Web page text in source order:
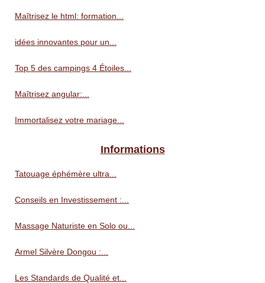
Maîtrisez le html: formation...
idées innovantes pour un...
Top 5 des campings 4 Étoiles...
Maîtrisez angular:...
Immortalisez votre mariage...
Informations
Tatouage éphémère ultra...
Conseils en Investissement :...
Massage Naturiste en Solo ou...
Armel Silvère Dongou :...
Les Standards de Qualité et...